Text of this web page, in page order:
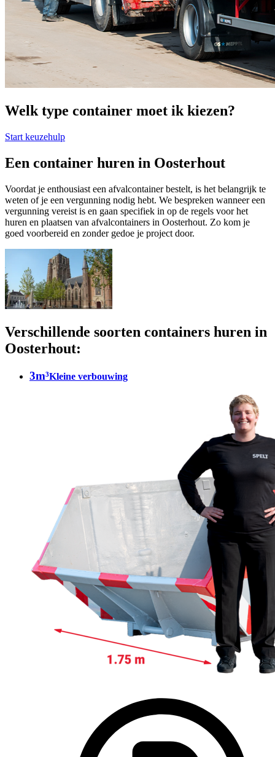
Welk type container moet ik kiezen?
Start keuzehulp
Een container huren in Oosterhout
Voordat je enthousiast een afvalcontainer bestelt, is het belangrijk te
weten of je een vergunning nodig hebt. We bespreken wanneer een
vergunning vereist is en gaan specifiek in op de regels voor het
huren en plaatsen van afvalcontainers in Oosterhout. Zo kom je
goed voorbereid en zonder gedoe je project door.
Verschillende soorten containers huren in
Oosterhout:
3m³Kleine verbouwing